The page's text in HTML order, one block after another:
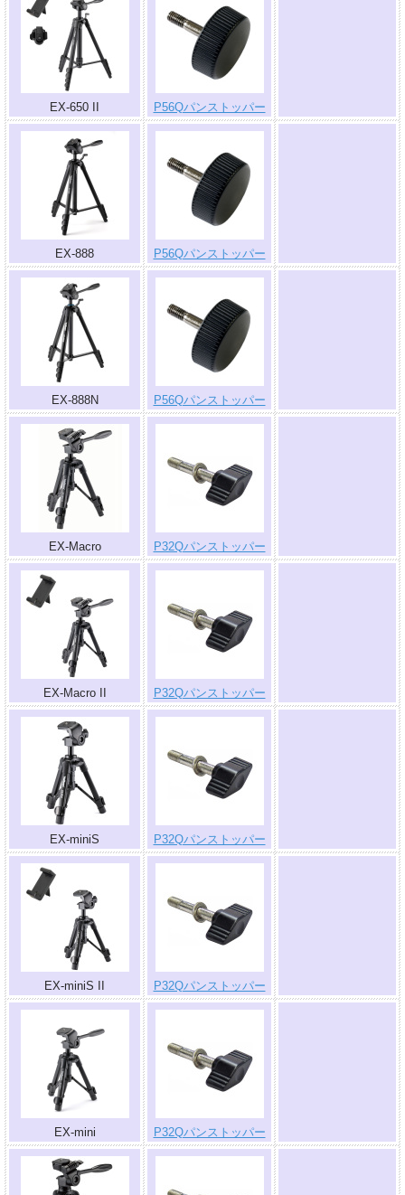
EX-650 II P56Qパンストッパー
EX-888 P56Qパンストッパー
EX-888N P56Qパンストッパー
EX-Macro P32Qパンストッパー
EX-Macro II P32Qパンストッパー
EX-miniS P32Qパンストッパー
EX-miniS II P32Qパンストッパー
EX-mini P32Qパンストッパー